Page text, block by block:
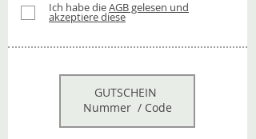
Ich habe dieAGB gelesen und
akzeptiere diese